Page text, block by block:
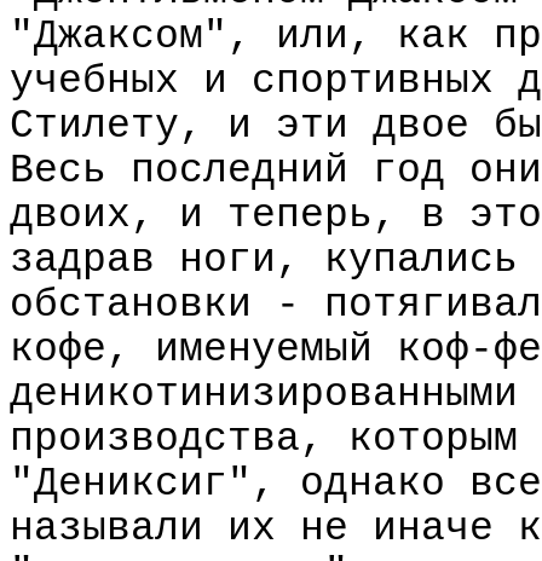
"Джаксом", или, как
учебных и спортивных
Стилету, и эти двое
Весь последний год
двоих, и теперь, в
задрав ноги, купались
обстановки -
кофе, именуемый коф-
производства,
"Дениксиг", однако
называли их не иначе